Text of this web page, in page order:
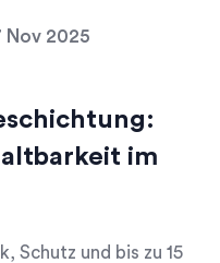
Nov 2025
im
Schutz und bis zu 15